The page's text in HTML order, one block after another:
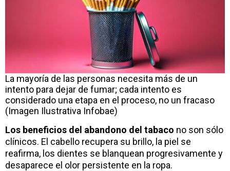
La mayoría de las personas necesita más de un
intento para dejar de fumar; cada intento es
considerado una etapa en el proceso, no un fracaso
(Imagen Ilustrativa Infobae)
Los beneficios del abandono del tabaco no son sólo
clínicos. El cabello recupera su brillo, la piel se
reafirma, los dientes se blanquean progresivamente y
desaparece el olor persistente en la ropa.